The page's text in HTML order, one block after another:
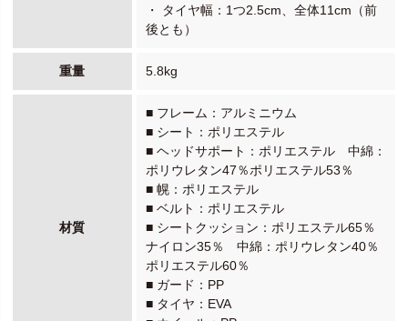
・ タイヤ幅：1つ2.5cm、全体11cm（前
後とも）
重量 5.8kg
材質
■ フレーム：アルミニウム
■ シート：ポリエステル
■ ヘッドサポート：ポリエステル 中綿：
ポリウレタン47％ポリエステル53％
■ 幌：ポリエステル
■ ベルト：ポリエステル
■ シートクッション：ポリエステル65％
ナイロン35％ 中綿：ポリウレタン40％
ポリエステル60％
■ ガード：PP
■ タイヤ：EVA